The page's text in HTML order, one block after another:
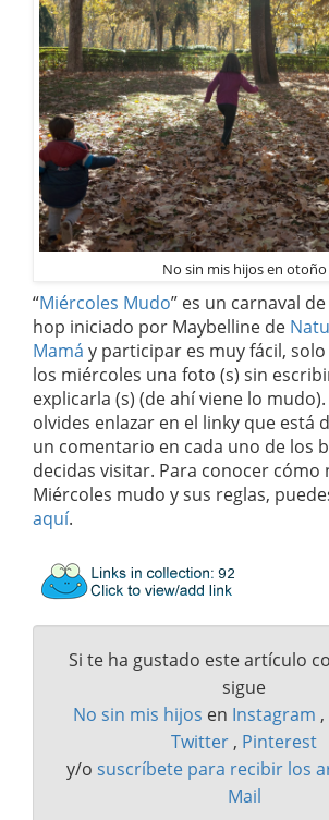
No sin mis hijos en otoño
“Miércoles Mudo” es un carnaval
hop iniciado por Maybelline de
Mamá y participar es muy fácil,
los miércoles una foto (s) sin
explicarla (s) (de ahí viene lo
olvides enlazar en el linky que está
un comentario en cada uno de los
decidas visitar. Para conocer cómo
Miércoles mudo y sus reglas,
aquí.
Si te ha gustado este artículo
sigue
No sin mis hijos en Instagram ,
Twitter , Pinterest
y/o suscríbete para recibir los
Mail